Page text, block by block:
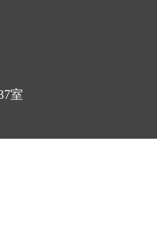
）
室